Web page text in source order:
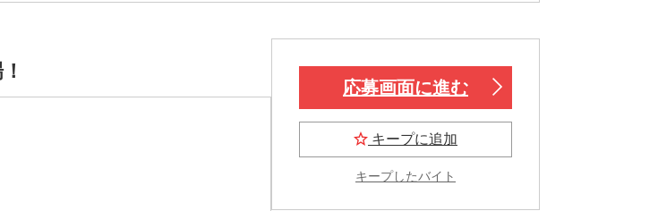
応募画面に進む
キープに追加
キープしたバイト